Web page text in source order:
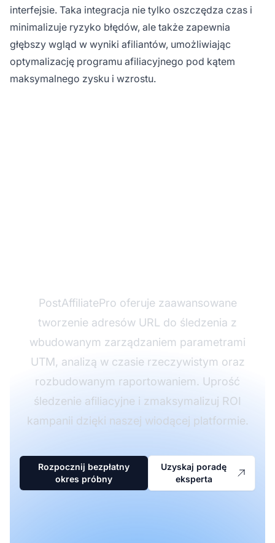
interfejsie. Taka integracja nie tylko oszczędza czas i
minimalizuje ryzyko błędów, ale także zapewnia
głębszy wgląd w wyniki afiliantów, umożliwiając
optymalizację programu afiliacyjnego pod kątem
maksymalnego zysku i wzrostu.
PostAffiliatePro oferuje zaawansowane
tworzenie adresów URL do śledzenia z
wbudowanym zarządzaniem parametrami
UTM, analizą w czasie rzeczywistym oraz
rozbudowanym raportowaniem. Uprość
śledzenie afiliacyjne i zmaksymalizuj ROI
kampanii dzięki naszej wiodącej platformie.
Rozpocznij bezpłatny
okres próbny
Uzyskaj poradę
eksperta